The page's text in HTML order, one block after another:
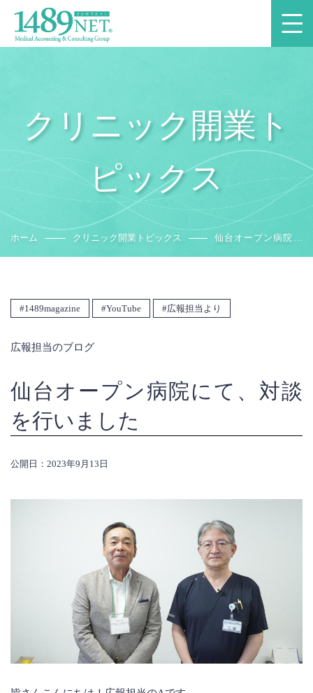
クリニック開業ト
ピックス
ホーム クリニック開業トピックス
仙台オープン病院に
1489magazine YouTube 広報担当より
広報担当のブログ
仙台オープン病院にて、対談
を行いました
公開日：2023年9月13日